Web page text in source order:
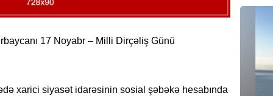
17 Noyabr – Milli Dirçəliş Günü
xarici siyasət idarəsinin sosial şəbəkə hesabında
13
Rəsmi